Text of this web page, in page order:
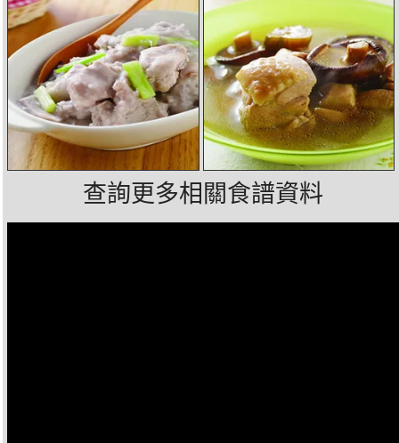
查詢更多相關食譜資料